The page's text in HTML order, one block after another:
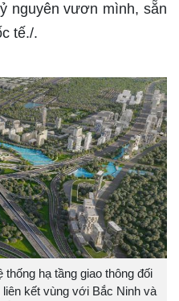
nguyên vươn mình, sẵn
tế./.
thống hạ tầng giao thông đối
kết vùng với Bắc Ninh và